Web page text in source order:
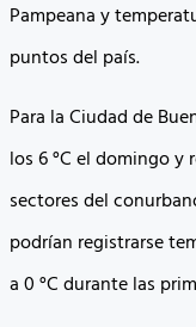
Pampeana y
puntos del país.
Para la Ciudad de
los 6 °C el domingo y
sectores del
podrían registrarse
a 0 °C durante las